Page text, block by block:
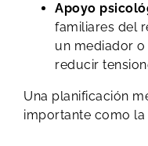
Apoyo
familiares del
un mediador
reducir
Una planificación
importante como la